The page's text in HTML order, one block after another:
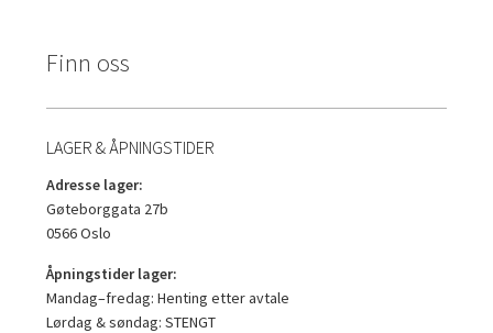
Finn oss
LAGER & ÅPNINGSTIDER
Adresse lager:
Gøteborggata 27b
0566 Oslo
Åpningstider lager:
Mandag–fredag: Henting etter avtale
Lørdag & søndag: STENGT